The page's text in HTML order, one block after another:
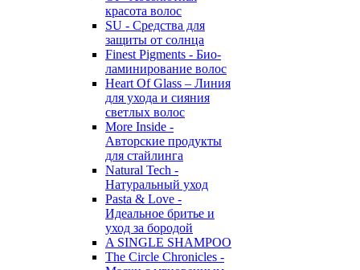
красота волос
SU - Средства для
защиты от солнца
Finest Pigments - Био-
ламинирование волос
Heart Of Glass – Линия
для ухода и сияния
светлых волос
More Inside -
Авторские продукты
для стайлинга
Natural Tech -
Натуральный уход
Pasta & Love -
Идеальное бритье и
уход за бородой
A SINGLE SHAMPOO
The Circle Chronicles -